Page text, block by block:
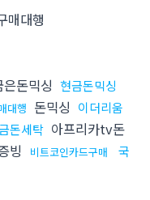
매대행
은돈믹싱 현금돈믹싱
대행 돈믹싱 이더리움
돈세탁 아프리카tv돈
빙 비트코인카드구매
국